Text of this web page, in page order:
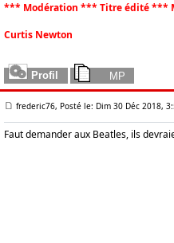
*** Modération *** Titre édité ***
Curtis Newton
frederic76, Posté le: Dim 30 Déc 2018,
Faut demander aux Beatles, ils